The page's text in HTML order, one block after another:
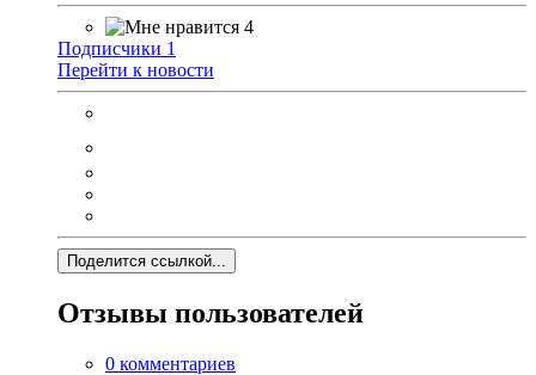
4
Подписчики 1
Перейти к новости
Поделится ссылкой...
Отзывы пользователей
0 комментариев